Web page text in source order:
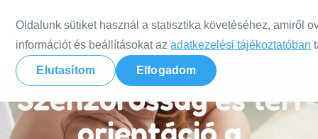
Oldalunk sütiket használ a statisztika követéséhez, amiről
információt és beállításokat azadatkezelési tájékoztatóban
Elutasítom Elfogadom
Szenzorosság és téri